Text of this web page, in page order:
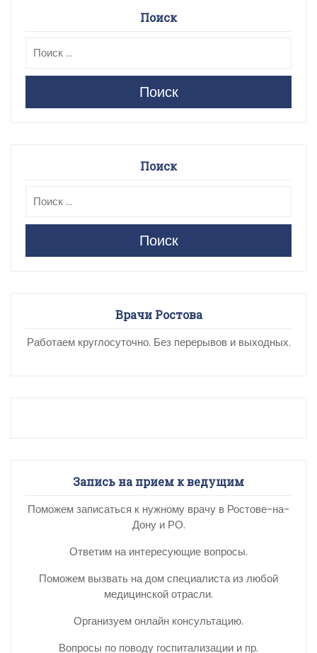
Поиск
Поиск
Поиск
Поиск
Врачи Ростова
Работаем круглосуточно. Без перерывов и выходных.
Запись на прием к ведущим
Поможем записаться к нужному врачу в Ростове-на-
Дону и РО.
Ответим на интересующие вопросы.
Поможем вызвать на дом специалиста из любой
медицинской отрасли.
Организуем онлайн консультацию.
Вопросы по поводу госпитализации и пр.